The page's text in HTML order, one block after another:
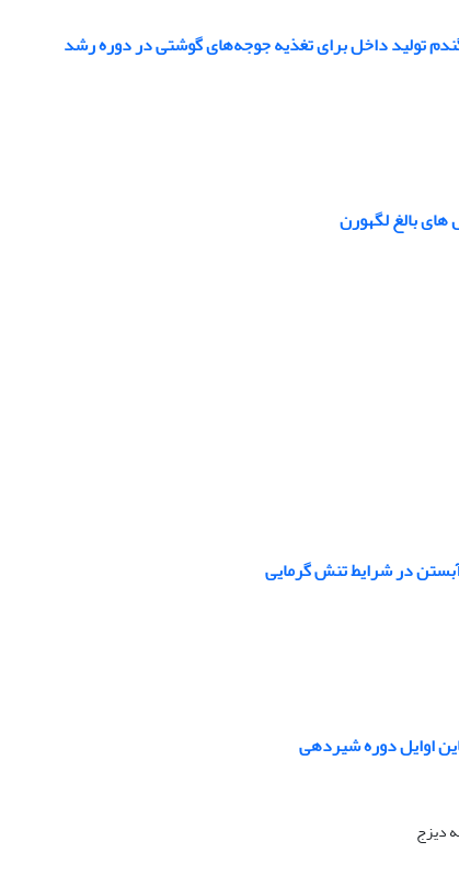
تولید داخل برای تغذیه جوجه‌های گوشتی در دوره رشد
بالغ لگهورن
در شرایط تنش گرمایی
اوایل دوره شیردهی
دیزج